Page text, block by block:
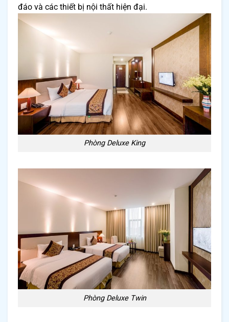
đáo và các thiết bị nội thất hiện đại.
Phòng Deluxe King
Phòng Deluxe Twin